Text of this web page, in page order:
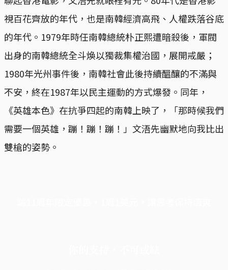
視百花齊放的年代，也是南韓經濟高飛、人權跌落谷底
的年代。1979年時任南韓總統朴正熙遭暗殺後，軍閥
出身的南韓總統全斗煥以獨裁集權治國，展開戒嚴；
1980年光州事件後，南韓社會此後持續醞釀的不滿與
不安，終在1987年以民主運動的方式爆發。同年，
《英雄本色》在抗爭四起的南韓上映了，「那時候我們
需要一個英雄，蹦！蹦！蹦！」文浯先幽默地向我比出
雙槍的姿勢。